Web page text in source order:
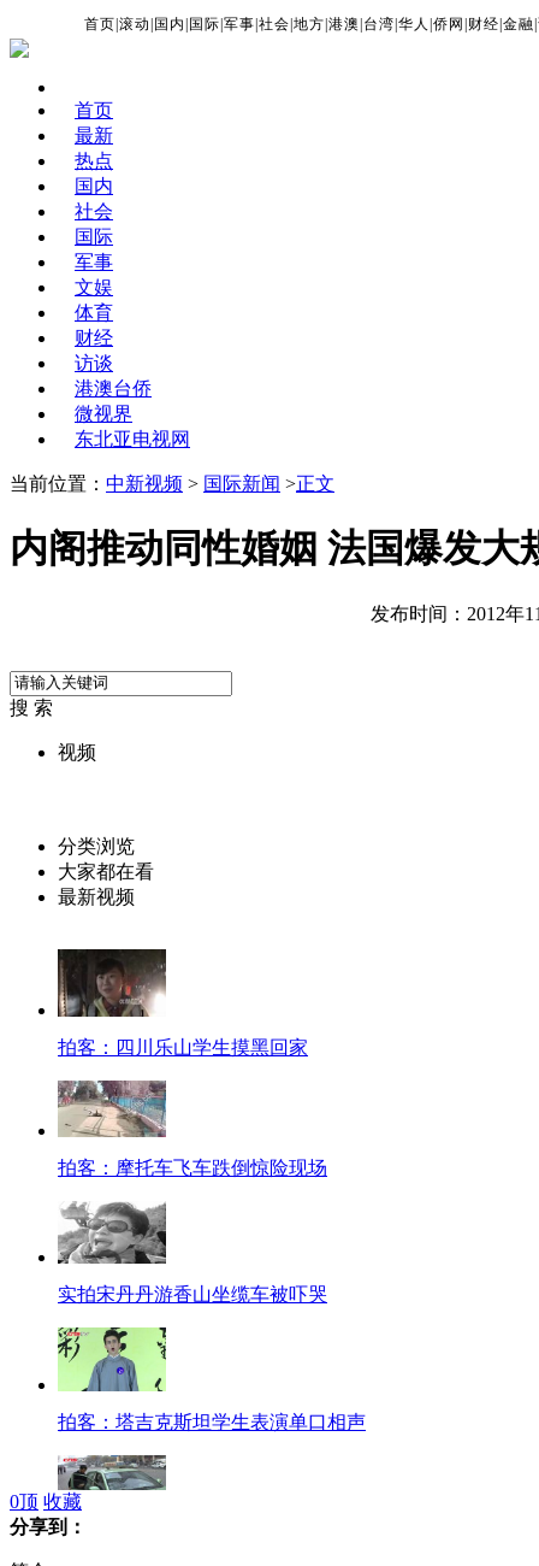
首页 |滚动 国内 国际 |军事 |社会 |地方 |港澳 台湾 |华人 |侨网 财经 |金融 |
首页
最新
热点
国内
社会
国际
军事
文娱
体育
财经
访谈
港澳台侨
微视界
东北亚电视网
当前位置： 中新视频 > 国际新闻 >正文
内阁推动同性婚姻 法国爆发大
发布时间：2012年
搜 索
视频
分类浏览
大家都在看
最新视频
拍客：四川乐山学生摸黑回家
拍客：摩托车飞车跌倒惊险现场
实拍宋丹丹游香山坐缆车被吓哭
拍客：塔吉克斯坦学生表演单口相声
0顶 收藏
分享到：